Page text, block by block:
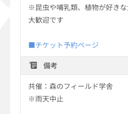
※昆虫や哺乳類、植物が好き
大歓迎です
■チケット予約ページ
備考
共催：森のフィールド学舎
※雨天中止